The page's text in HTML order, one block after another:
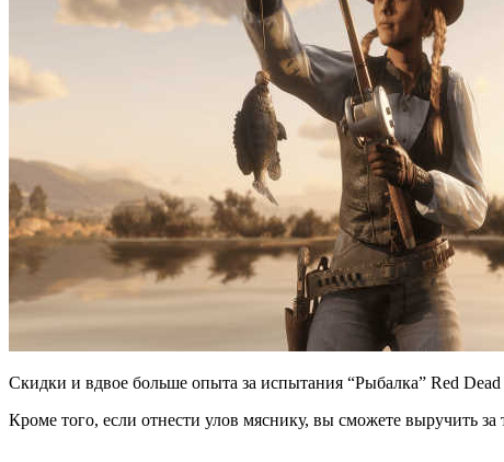
Скидки и вдвое больше опыта за испытания “Рыбалка” Red
Кроме того, если отнести улов мяснику, вы сможете выручить за